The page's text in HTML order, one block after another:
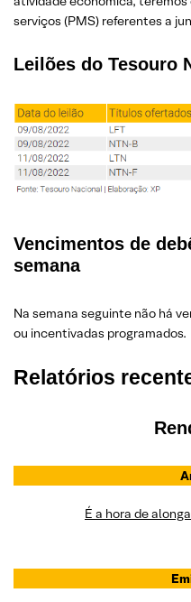
serviços (PMS) referentes a
Leilões do Tesouro
Vencimentos de
semana
Na semana seguinte não há
ou incentivadas programados.
Relatórios
É a hora de